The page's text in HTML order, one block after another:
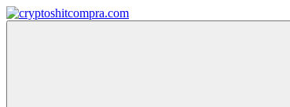
Saltar
al